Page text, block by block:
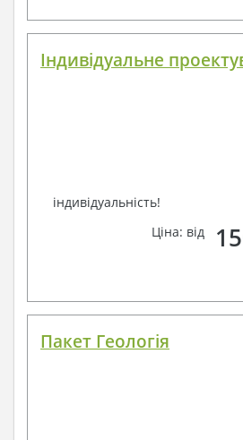
Індивідуальне
індивідуальність!
Ціна: від
Пакет Геологія